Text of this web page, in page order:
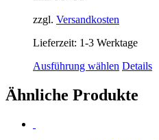
gewählt
werden
zzgl. Versandkosten
Lieferzeit: 1-3 Werktage
Ausführung wählen Dieses
weist
mehrere
Details
Ähnliche Produkte